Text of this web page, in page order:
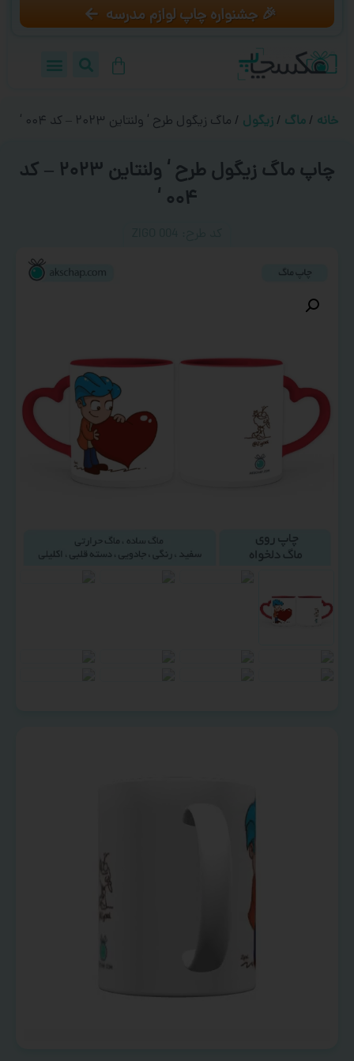
🎉 جشنواره چاپ لوازم مدرسه
خانه / ماگ / زیگول / ماگ زیگول طرح ‘ ولنتاین ۲۰۲۳ – کد ۰۰۴ ‘
چاپ ماگ زیگول طرح ‘ ولنتاین ۲۰۲۳ – کد
۰۰۴ ‘